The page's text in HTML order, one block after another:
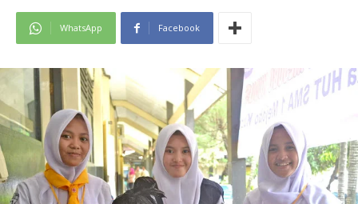
WhatsApp Facebook